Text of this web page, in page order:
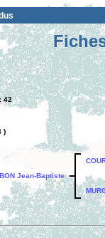
42
)
Jean-Baptiste